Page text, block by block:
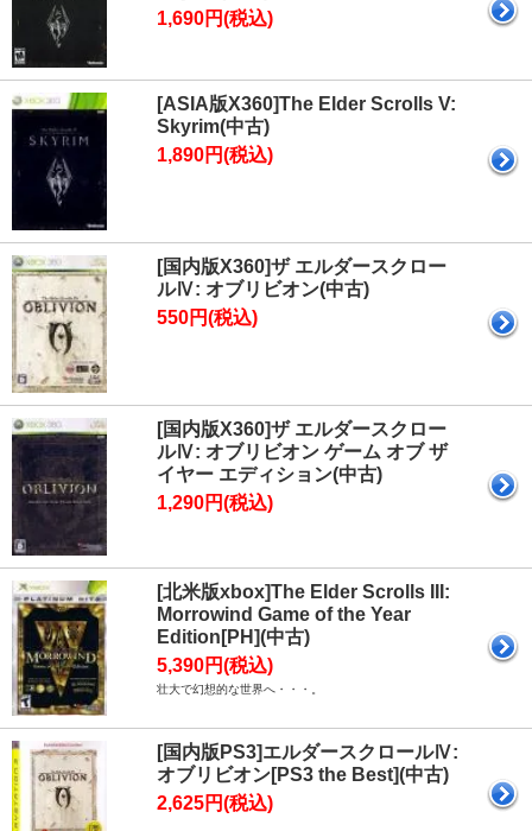
1,690円(税込)
[ASIA版X360]The Elder Scrolls V:
Skyrim(中古)
1,890円(税込)
[国内版X360]ザ エルダースクロー
ルⅣ: オブリビオン(中古)
550円(税込)
[国内版X360]ザ エルダースクロー
ルⅣ: オブリビオン ゲーム オブ ザ
イヤー エディション(中古)
1,290円(税込)
[北米版xbox]The Elder Scrolls III:
Morrowind Game of the Year
Edition[PH](中古)
5,390円(税込)
壮大で幻想的な世界へ・・・。
[国内版PS3]エルダースクロールⅣ:
オブリビオン[PS3 the Best](中古)
2,625円(税込)